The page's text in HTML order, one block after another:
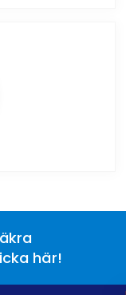
här!